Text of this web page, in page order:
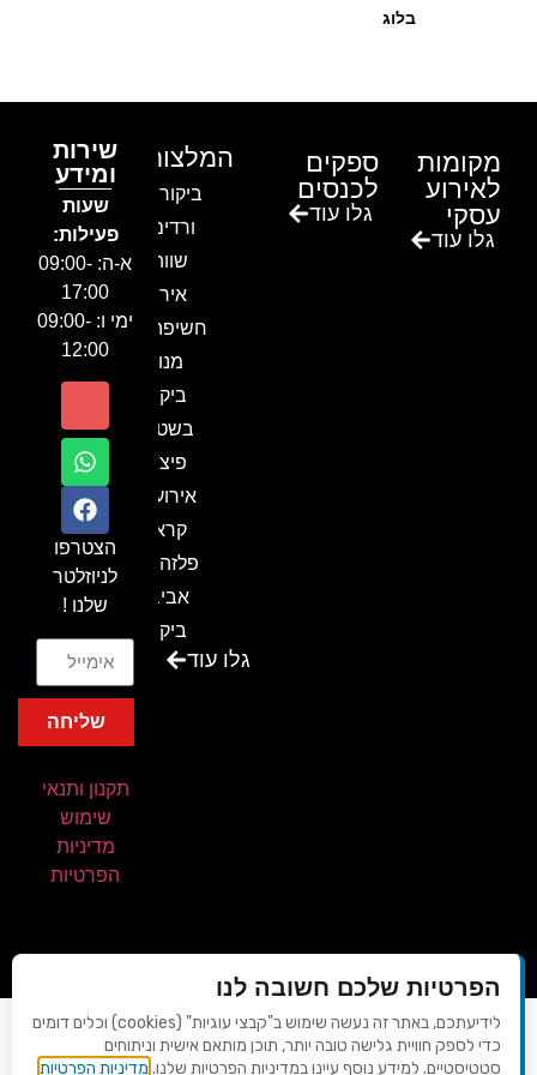
בלוג
מקומות
לאירוע
עסקי
גלו עוד
ספקים
לכנסים
גלו עוד
המלצות
ביקור בגן
ורדים –
שווה!!
אירוע
חשיפה- זיו
מנור
ביקור
בשטח-
פיצ'ר
אירועים
קראון
פלזה תל
אביב-
ביקור
בכנס
בכנס
חשיפת
גלו עוד
שירות
ומידע
שעות
פעילות:
א-ה: 09:00-
17:00
ימי ו: 09:00-
12:00
הצטרפו
לניוזלטר
שלנו !
שליחה
תקנון ותנאי
שימוש
מדיניות
הפרטיות
עיצוב ופיתוח - AVIV-DIGITAL
© 2026 כל הזכויות שמורות | כנסים פורטל
הפרטיות שלכם חשובה לנו
לידיעתכם, באתר זה נעשה שימוש ב"קבצי עוגיות" (cookies) וכלים דומים
כדי לספק חוויית גלישה טובה יותר, תוכן מותאם אישית וניתוחים
סטטיסטיים. למידע נוסף עיינו במדיניות הפרטיות שלנו. מדיניות הפרטיות